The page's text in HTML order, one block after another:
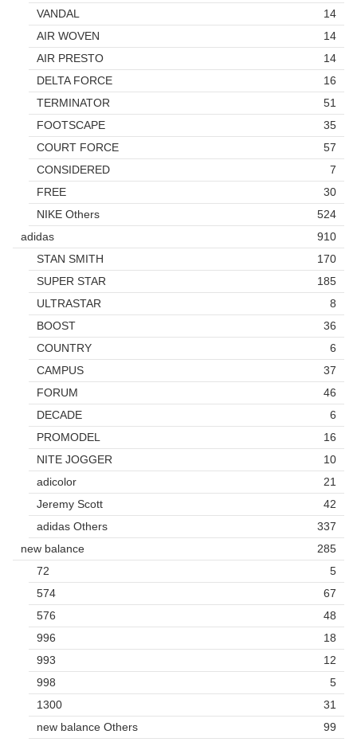
VANDAL
14
AIR WOVEN
14
AIR PRESTO
14
DELTA FORCE
16
TERMINATOR
51
FOOTSCAPE
35
COURT FORCE
57
CONSIDERED
7
FREE
30
NIKE Others
524
adidas
910
STAN SMITH
170
SUPER STAR
185
ULTRASTAR
8
BOOST
36
COUNTRY
6
CAMPUS
37
FORUM
46
DECADE
6
PROMODEL
16
NITE JOGGER
10
adicolor
21
Jeremy Scott
42
adidas Others
337
new balance
285
72
5
574
67
576
48
996
18
993
12
998
5
1300
31
new balance Others
99